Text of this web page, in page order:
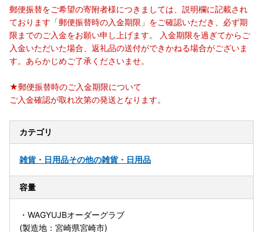
郵便振替をご希望の寄附者様につきましては、説明欄に記載され
ております「郵便振替時の入金期限」をご確認いただき、必ず期
限までのご入金をお願い申し上げます。 入金期限を過ぎてからご
入金いただいた場合、返礼品の送付ができかねる場合がございま
す。あらかじめご了承くださいませ。
★郵便振替時のご入金期限について
ご入金確認が取れ次第の発送となります。
カテゴリ
雑貨・日用品その他の雑貨・日用品
容量
・WAGYUJBオーダーグラブ
(製造地：宮崎県宮崎市)